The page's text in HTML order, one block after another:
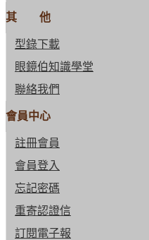
其 他
型錄下載
眼鏡伯知識學堂
聯絡我們
會員中心
註冊會員
會員登入
忘記密碼
重寄認證信
訂閱電子報